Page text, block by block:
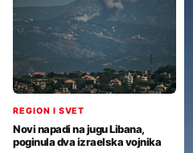
REGION I SVET
Novi napadi na jugu Libana,
poginula dva izraelska vojnika